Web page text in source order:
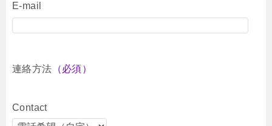
E-mail
連絡方法 （必須）
Contact